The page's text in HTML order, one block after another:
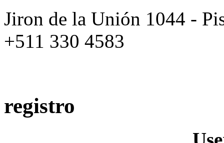
Jiron de la Unión 1044 -
+511 330 4583
registro